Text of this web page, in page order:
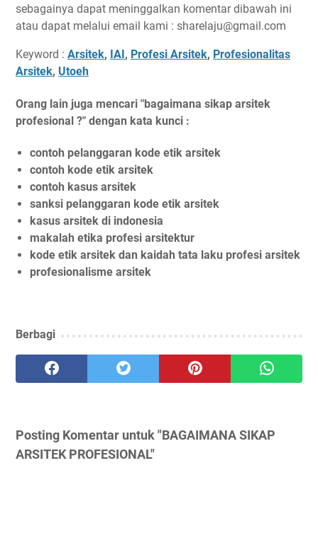
sebagainya dapat meninggalkan komentar dibawah ini
atau dapat melalui email kami : sharelaju@gmail.com
Keyword : Arsitek, IAI , Profesi Arsitek, Profesionalitas
Arsitek, Utoeh
Orang lain juga mencari "bagaimana sikap arsitek
profesional ?" dengan kata kunci :
contoh pelanggaran kode etik arsitek
contoh kode etik arsitek
contoh kasus arsitek
sanksi pelanggaran kode etik arsitek
kasus arsitek di indonesia
makalah etika profesi arsitektur
kode etik arsitek dan kaidah tata laku profesi arsitek
profesionalisme arsitek
Berbagi
Posting Komentar untuk "BAGAIMANA SIKAP
ARSITEK PROFESIONAL"